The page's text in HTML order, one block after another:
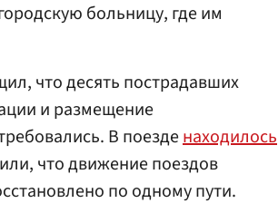
больницу, где им
что десять пострадавших
и размещение
В поезденаходилось
что движение поездов
по одному пути.